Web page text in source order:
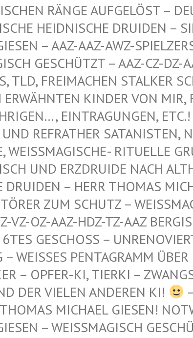
RÄNGE AUFGELÖST –
HEIDNISCHE DRUIDEN –
– AAZ-AAZ-AWZ-
GESCHÜTZT – AAZ-CZ-DZ-
FREIMACHEN STALKER
KINDER VON MIR,
EINTRAGUNGEN, ETC.!
REFRATHER SATANISTEN,
RITUELLE
ERZDRUIDE NACH
– HERR THOMAS MICHAEL
ZUM SCHUTZ –
AAZ-HDZ-TZ-AAZ BERGISCH
– UNRENOVIERTE-
PENTAGRAMM ÜBER DER
KI, TIERKI –
ANDEREN KI!
MICHAEL GIESEN!
– WEISSMAGISCH